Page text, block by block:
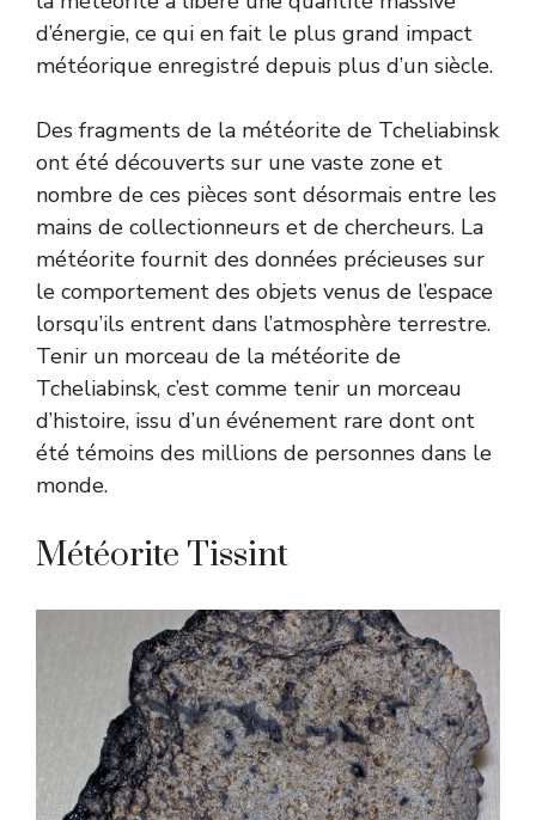
d’énergie, ce qui en fait le plus grand impact
météorique enregistré depuis plus d’un siècle.
Des fragments de la météorite de Tcheliabinsk
ont ​​été découverts sur une vaste zone et
nombre de ces pièces sont désormais entre les
mains de collectionneurs et de chercheurs. La
météorite fournit des données précieuses sur
le comportement des objets venus de l’espace
lorsqu’ils entrent dans l’atmosphère terrestre.
Tenir un morceau de la météorite de
Tcheliabinsk, c’est comme tenir un morceau
d’histoire, issu d’un événement rare dont ont
été témoins des millions de personnes dans le
monde.
Météorite Tissint